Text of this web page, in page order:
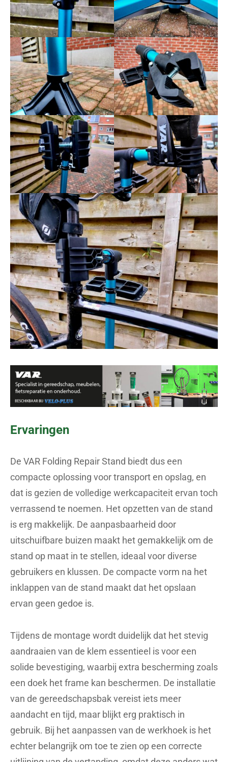
Ervaringen
De VAR Folding Repair Stand biedt dus een
compacte oplossing voor transport en opslag, en
dat is gezien de volledige werkcapaciteit ervan toch
verrassend te noemen. Het opzetten van de stand
is erg makkelijk. De aanpasbaarheid door
uitschuifbare buizen maakt het gemakkelijk om de
stand op maat in te stellen, ideaal voor diverse
gebruikers en klussen. De compacte vorm na het
inklappen van de stand maakt dat het opslaan
ervan geen gedoe is.
Tijdens de montage wordt duidelijk dat het stevig
aandraaien van de klem essentieel is voor een
solide bevestiging, waarbij extra bescherming zoals
een doek het frame kan beschermen. De installatie
van de gereedschapsbak vereist iets meer
aandacht en tijd, maar blijkt erg praktisch in
gebruik. Bij het aanpassen van de werkhoek is het
echter belangrijk om toe te zien op een correcte